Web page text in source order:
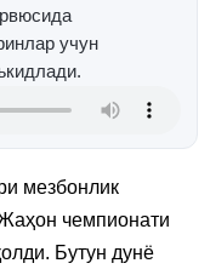
учун
мезбонлик
чемпионати
Бутун дунё